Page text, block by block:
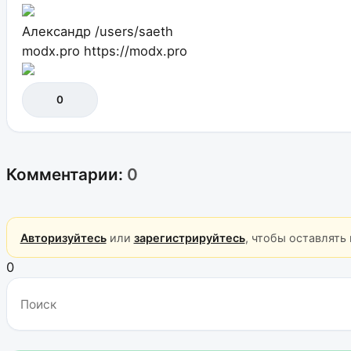
Александр /users/saeth
modx.pro https://modx.pro
0
Комментарии: 0
Авторизуйтесьили зарегистрируйтесь, чтобы
0